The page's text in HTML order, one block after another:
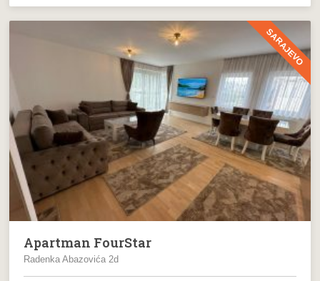
SARAJEVO
Apartman FourStar
Radenka Abazovića 2d